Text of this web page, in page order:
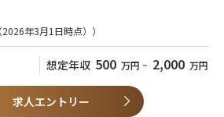
向かうポジティブなマインドセット
出来るコミュニケーション能力
ける自走力
極め適切な落とし所を定める決断力
組織に対応できる柔軟性
題の理解、戦略策定
域の業務把握、整理、分析
ームリードまたはその補佐
リング及び課題設定
・管理
年3月1日時点））
想定年収 500 万円 ~ 2,000 万円
求人エントリー